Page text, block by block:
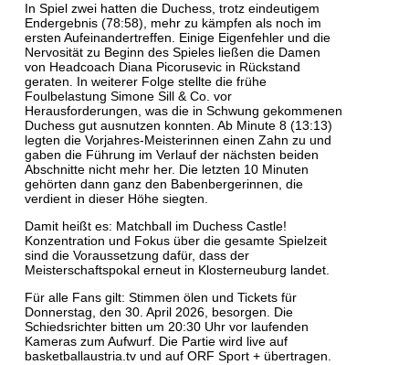
In Spiel zwei hatten die Duchess, trotz eindeutigem
Endergebnis (78:58), mehr zu kämpfen als noch im
ersten Aufeinandertreffen. Einige Eigenfehler und die
Nervosität zu Beginn des Spieles ließen die Damen
von Headcoach Diana Picorusevic in Rückstand
geraten. In weiterer Folge stellte die frühe
Foulbelastung Simone Sill & Co. vor
Herausforderungen, was die in Schwung gekommenen
Duchess gut ausnutzen konnten. Ab Minute 8 (13:13)
legten die Vorjahres-Meisterinnen einen Zahn zu und
gaben die Führung im Verlauf der nächsten beiden
Abschnitte nicht mehr her. Die letzten 10 Minuten
gehörten dann ganz den Babenbergerinnen, die
verdient in dieser Höhe siegten.
Damit heißt es: Matchball im Duchess Castle!
Konzentration und Fokus über die gesamte Spielzeit
sind die Voraussetzung dafür, dass der
Meisterschaftspokal erneut in Klosterneuburg landet.
Für alle Fans gilt: Stimmen ölen und Tickets für
Donnerstag, den 30. April 2026, besorgen. Die
Schiedsrichter bitten um 20:30 Uhr vor laufenden
Kameras zum Aufwurf. Die Partie wird live auf
basketballaustria.tv und auf ORF Sport + übertragen.